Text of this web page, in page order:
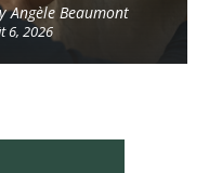
Angèle Beaumont
6, 2026